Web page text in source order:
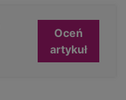
Oceń
artykuł